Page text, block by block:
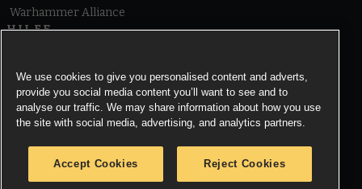
Warhammer Alliance
HILFE
Informationen zu Cookies
We use cookies to give you personalised content and adverts,
provide you social media content you’ll want to see and to
analyse our traffic. We may share information about how you use
the site with social media, advertising, and analytics partners.
Accept Cookies Reject Cookies